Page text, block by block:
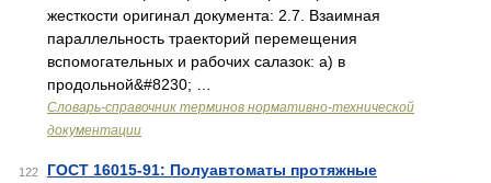
жесткости оригинал документа: 2.7. Взаимная
параллельность траекторий перемещения
вспомогательных и рабочих салазок: а) в
продольной&#8230; …
Словарь-справочник терминов нормативно-технической
документации
122
ГОСТ 16015-91: Полуавтоматы протяжные